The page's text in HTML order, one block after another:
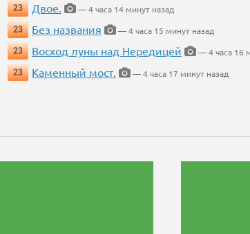
23
Двое.
— 4 часа 14 минут назад
23
Без названия
— 4 часа 15 минут назад
23
Восход луны над Нередицей
— 4 часа 16
23
Каменный мост. — 4 часа 17 минут назад